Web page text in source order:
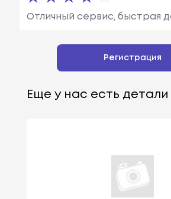
Отличный сервис, быстрая
Регистрация
Еще у нас есть детали